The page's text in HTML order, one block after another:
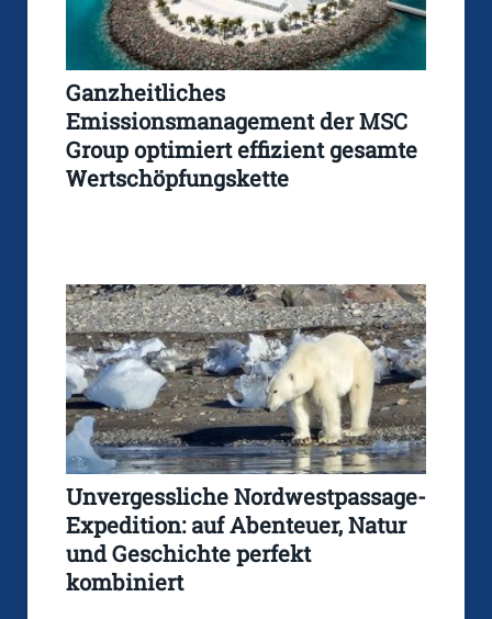
Ganzheitliches
Emissionsmanagement der MSC
Group optimiert effizient gesamte
Wertschöpfungskette
Unvergessliche Nordwestpassage-
Expedition: auf Abenteuer, Natur
und Geschichte perfekt
kombiniert